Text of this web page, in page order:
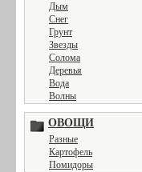
Дым
Снег
Грунт
Звезды
Солома
Деревья
Вода
Волны
ОВОЩИ
Разные
Картофель
Помидоры